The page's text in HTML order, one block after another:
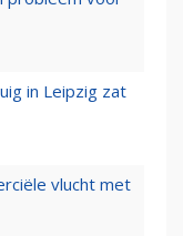
in Leipzig zat
vlucht met